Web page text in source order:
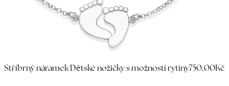
Stříbrný náramek Dětské nožičky s možností rytiny750,00Kč